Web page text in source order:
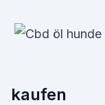
kaufen